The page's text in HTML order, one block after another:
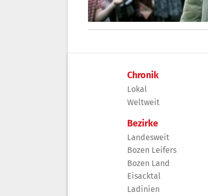
Chronik
Lokal
Weltweit
Bezirke
Landesweit
Bozen Leifers
Bozen Land
Eisacktal
Ladinien